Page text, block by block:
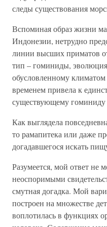
следы существования
Вспоминая образ жизни
Индонезии, нетрудно
линии высших приматов
тип – гоминиды,
обусловленному
временем привела к
существующему гоминиду
Как выглядела
то рамапитека или даже
догадавшегося искать
Разумеется, мой ответ не
неоспоримыми
смутная догадка. Мой
построен на множестве
воплотилась в функциях